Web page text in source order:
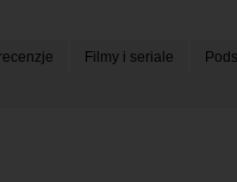
Filmy i seriale